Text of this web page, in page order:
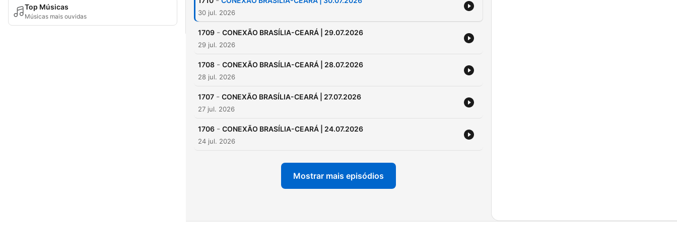
Top Músicas
Músicas mais ouvidas 30 jul. 2026
1709 - CONEXÃO BRASÍLIA-CEARÁ | 29.07.2026
29 jul. 2026
1708 - CONEXÃO BRASÍLIA-CEARÁ | 28.07.2026
28 jul. 2026
1707 - CONEXÃO BRASÍLIA-CEARÁ | 27.07.2026
27 jul. 2026
1706 - CONEXÃO BRASÍLIA-CEARÁ | 24.07.2026
24 jul. 2026
Mostrar mais episódios